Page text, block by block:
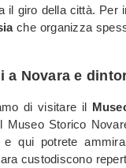
il giro della città. Per
che organizza
Novara e
di visitare il
Storico
qui potrete
custodiscono